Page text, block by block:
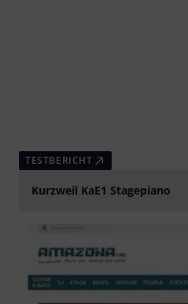
TESTBERICHT
Kurzweil KaE1 Stagepiano